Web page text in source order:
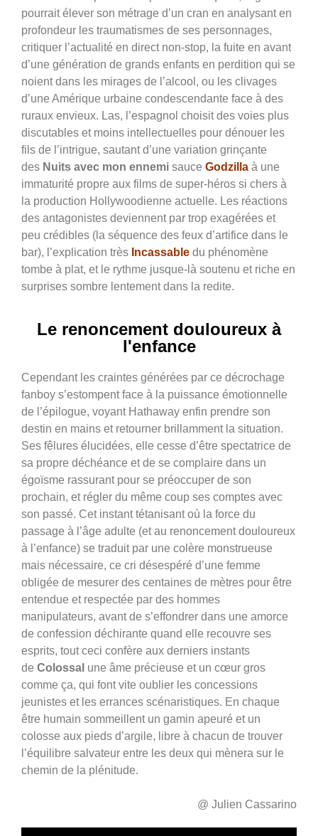
pourrait élever son métrage d’un cran en analysant en
profondeur les traumatismes de ses personnages,
critiquer l’actualité en direct non-stop, la fuite en avant
d’une génération de grands enfants en perdition qui se
noient dans les mirages de l’alcool, ou les clivages
d’une Amérique urbaine condescendante face à des
ruraux envieux. Las, l’espagnol choisit des voies plus
discutables et moins intellectuelles pour dénouer les
fils de l’intrigue, sautant d’une variation grinçante
des Nuits avec mon ennemi sauce Godzilla à une
immaturité propre aux films de super-héros si chers à
la production Hollywoodienne actuelle. Les réactions
des antagonistes deviennent par trop exagérées et
peu crédibles (la séquence des feux d’artifice dans le
bar), l’explication très Incassable du phénomène
tombe à plat, et le rythme jusque-là soutenu et riche en
surprises sombre lentement dans la redite.
Le renoncement douloureux à
l'enfance
Cependant les craintes générées par ce décrochage
fanboy s’estompent face à la puissance émotionnelle
de l’épilogue, voyant Hathaway enfin prendre son
destin en mains et retourner brillamment la situation.
Ses fêlures élucidées, elle cesse d’être spectatrice de
sa propre déchéance et de se complaire dans un
égoïsme rassurant pour se préoccuper de son
prochain, et régler du même coup ses comptes avec
son passé. Cet instant tétanisant où la force du
passage à l’âge adulte (et au renoncement douloureux
à l’enfance) se traduit par une colère monstrueuse
mais nécessaire, ce cri désespéré d’une femme
obligée de mesurer des centaines de mètres pour être
entendue et respectée par des hommes
manipulateurs, avant de s’effondrer dans une amorce
de confession déchirante quand elle recouvre ses
esprits, tout ceci confère aux derniers instants
de Colossal une âme précieuse et un cœur gros
comme ça, qui font vite oublier les concessions
jeunistes et les errances scénaristiques. En chaque
être humain sommeillent un gamin apeuré et un
colosse aux pieds d’argile, libre à chacun de trouver
l’équilibre salvateur entre les deux qui mènera sur le
chemin de la plénitude.
@ Julien Cassarino